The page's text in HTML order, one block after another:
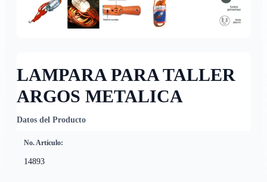
LAMPARA PARA TALLER
ARGOS METALICA
Datos del Producto
No. Artículo:
14893